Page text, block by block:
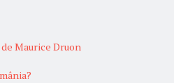
Maurice Druon